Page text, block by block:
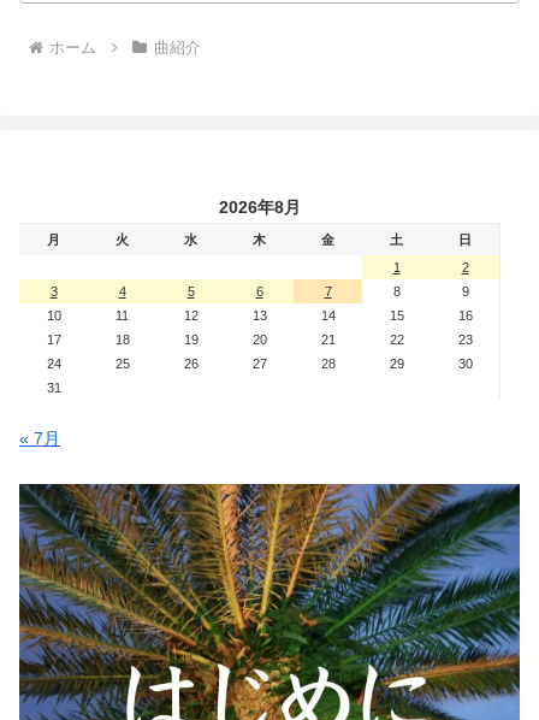
ホーム 曲紹介
2026年8月
月 火 水 木 金 土
日
1
2
3
4 5 6 7 8
9
10
11 12 13 14 15
16
17
18 19 20 21 22
23
24
25 26 27 28 29
30
31
« 7月